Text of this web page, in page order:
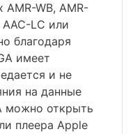
AMR-WB, AMR-
AAC-LC или
благодаря
имеет
и не
на данные
можно открыть
плеера Apple